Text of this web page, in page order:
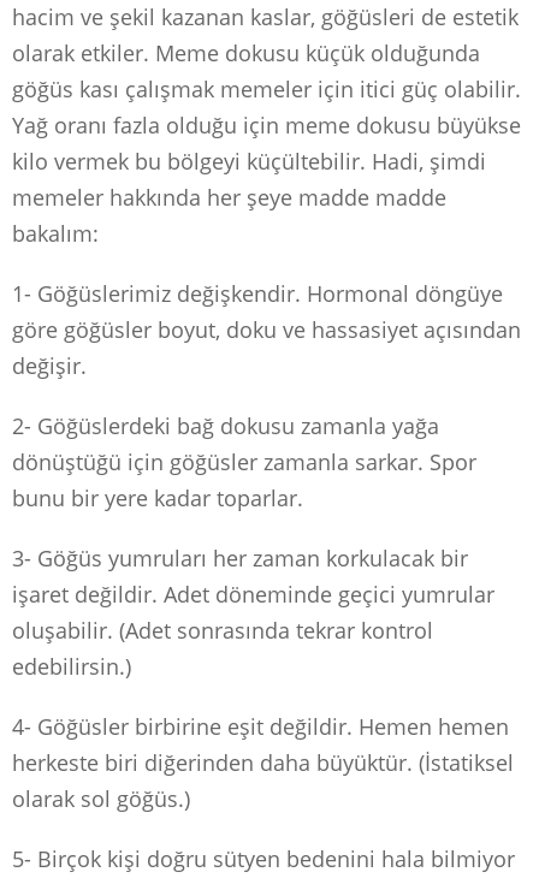
hacim ve şekil kazanan kaslar, göğüsleri de estetik
olarak etkiler. Meme dokusu küçük olduğunda
göğüs kası çalışmak memeler için itici güç olabilir.
Yağ oranı fazla olduğu için meme dokusu büyükse
kilo vermek bu bölgeyi küçültebilir. Hadi, şimdi
memeler hakkında her şeye madde madde
bakalım:
1- Göğüslerimiz değişkendir. Hormonal döngüye
göre göğüsler boyut, doku ve hassasiyet açısından
değişir.
2- Göğüslerdeki bağ dokusu zamanla yağa
dönüştüğü için göğüsler zamanla sarkar. Spor
bunu bir yere kadar toparlar.
3- Göğüs yumruları her zaman korkulacak bir
işaret değildir. Adet döneminde geçici yumrular
oluşabilir. (Adet sonrasında tekrar kontrol
edebilirsin.)
4- Göğüsler birbirine eşit değildir. Hemen hemen
herkeste biri diğerinden daha büyüktür. (İstatiksel
olarak sol göğüs.)
5- Birçok kişi doğru sütyen bedenini hala bilmiyor